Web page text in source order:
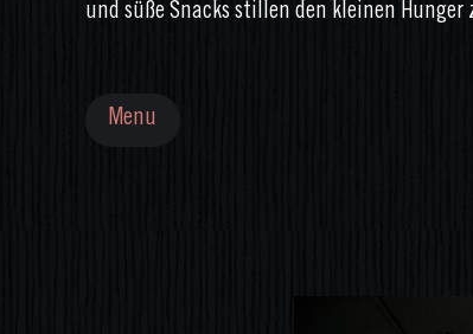
und süße Snacks stillen den kleinen Hunger
Menu